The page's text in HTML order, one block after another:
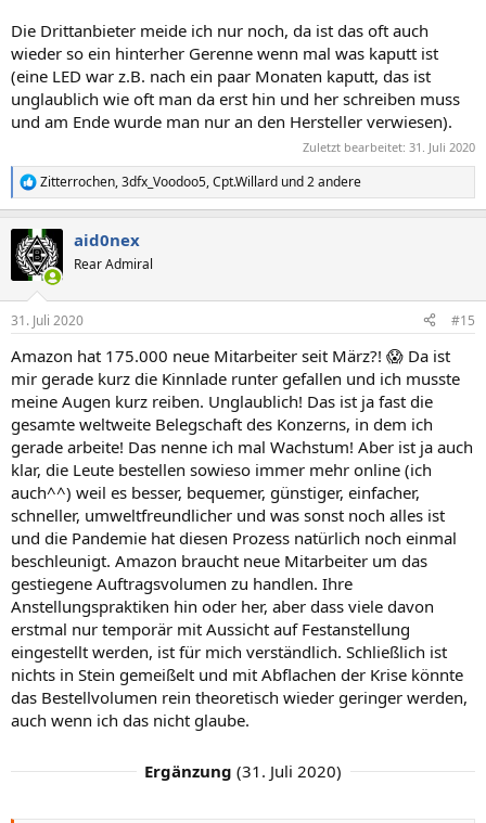
Die Drittanbieter meide ich nur noch, da ist das oft auch
wieder so ein hinterher Gerenne wenn mal was kaputt ist
(eine LED war z.B. nach ein paar Monaten kaputt, das ist
unglaublich wie oft man da erst hin und her schreiben muss
und am Ende wurde man nur an den Hersteller verwiesen).
Zuletzt bearbeitet: 31. Juli 2020
R
e
k
t
e
:
Zitterrochen,3dfx_Voodoo5,Cpt.Willard und 2 andere
aid0nex
Rear Admiral
31. Juli 2020 #15
Amazon hat 175.000 neue Mitarbeiter seit März?! 😱 Da ist
mir gerade kurz die Kinnlade runter gefallen und ich musste
meine Augen kurz reiben. Unglaublich! Das ist ja fast die
gesamte weltweite Belegschaft des Konzerns, in dem ich
gerade arbeite! Das nenne ich mal Wachstum! Aber ist ja auch
klar, die Leute bestellen sowieso immer mehr online (ich
auch^^) weil es besser, bequemer, günstiger, einfacher,
schneller, umweltfreundlicher und was sonst noch alles ist
und die Pandemie hat diesen Prozess natürlich noch einmal
beschleunigt. Amazon braucht neue Mitarbeiter um das
gestiegene Auftragsvolumen zu handlen. Ihre
Anstellungspraktiken hin oder her, aber dass viele davon
erstmal nur temporär mit Aussicht auf Festanstellung
eingestellt werden, ist für mich verständlich. Schließlich ist
nichts in Stein gemeißelt und mit Abflachen der Krise könnte
das Bestellvolumen rein theoretisch wieder geringer werden,
auch wenn ich das nicht glaube.
Ergänzung (31. Juli 2020)